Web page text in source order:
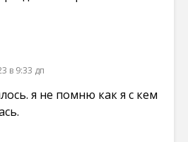
в 9:33 дп
я не помню как я с кем